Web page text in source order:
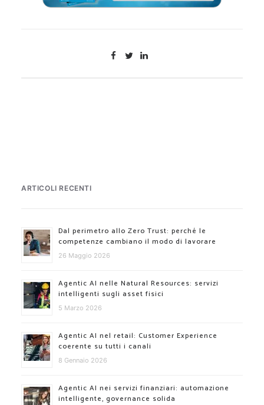
ARTICOLI RECENTI
Dal perimetro allo Zero Trust: perché le
competenze cambiano il modo di lavorare
26 Maggio 2026
Agentic AI nelle Natural Resources: servizi
intelligenti sugli asset fisici
5 Marzo 2026
Agentic AI nel retail: Customer Experience
coerente su tutti i canali
8 Gennaio 2026
Agentic AI nei servizi finanziari: automazione
intelligente, governance solida